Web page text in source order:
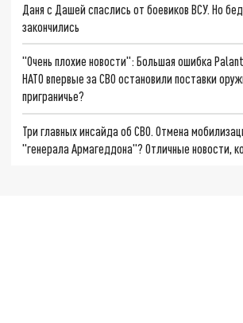
Даня с Дашей спаслись от боевиков ВСУ. Но
закончились
"Очень плохие новости": Большая ошибка
НАТО впервые за СВО остановили поставки
приграничье?
Три главных инсайда об СВО. Отмена
"генерала Армагеддона"? Отличные новости,